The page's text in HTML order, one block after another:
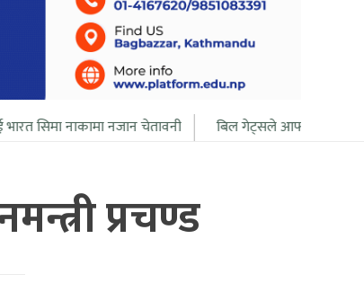
नजान चेतावनी बिल गेट्सले आफ्नो सबै सम्पत्ति २० बर्ष भित्र दान
प्रचण्ड